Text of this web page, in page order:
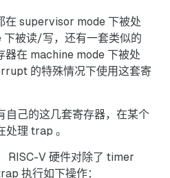
在 supervisor mode 下被处
被读/写，还有一套类似的
在 machine mode 下被处
的特殊情况下使用这套寄
自己的这几套寄存器，在某个
处理 trap 。
RISC-V 硬件对除了 timer
执行如下操作：